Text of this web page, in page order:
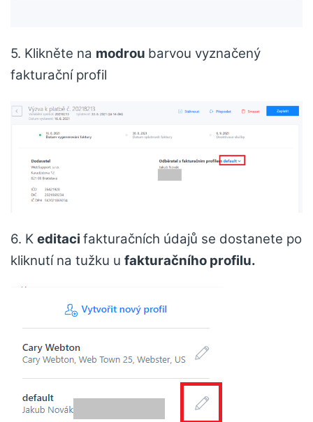
5. Klikněte na modrou barvou vyznačený
fakturační profil
6. K editaci fakturačních údajů se dostanete po
kliknutí na tužku u fakturačního profilu.